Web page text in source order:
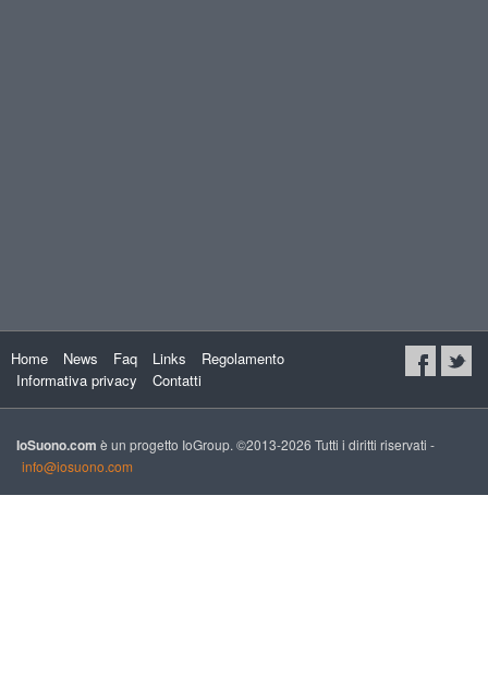
Home News Faq Links
Regolamento
Informativa privacy
Contatti
IoSuono.com è un progetto IoGroup. ©2013-2026 Tutti i diritti riservati -
info@iosuono.com